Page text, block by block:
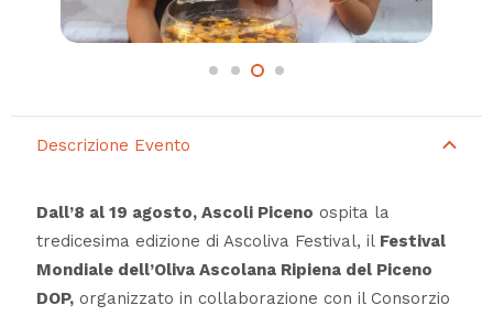
Descrizione Evento
Dall’8 al 19 agosto, Ascoli Piceno ospita la
tredicesima edizione di Ascoliva Festival, il Festival
Mondiale dell’Oliva Ascolana Ripiena del Piceno
DOP,organizzato in collaborazione con il Consorzio